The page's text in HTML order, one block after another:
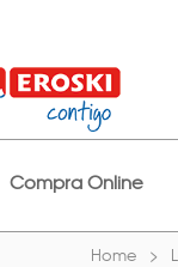
Compra Online
Home